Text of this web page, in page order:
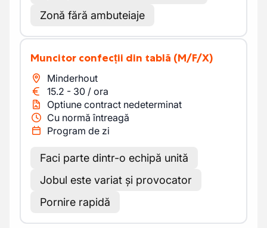
Zonă fără ambuteiaje
Muncitor confecții din tablă (M/F/X)
Minderhout
15.2 - 30 / ora
Optiune contract nedeterminat
Cu normă întreagă
Program de zi
Faci parte dintr-o echipă unită
Jobul este variat și provocator
Pornire rapidă